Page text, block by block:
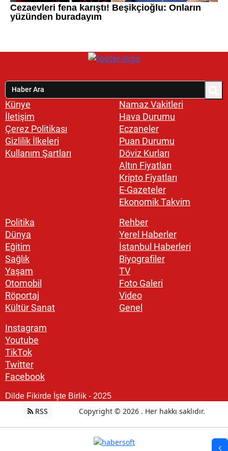
Künye
İletişim
Çerez Politikası
Gizlilik İlkeleri
Kullanım Şartları
Namaz Vakitleri
Hava Durumu
Eczaneler
Puan Durumu
Döviz Kurları
Altın Fiyatları
Kripto Fiyatları
E-Gazeteler
Ekonomik Takvim
Politika
Dünya
Eğitim
Sağlık
Yaşam
Otomobil
Röportaj
Kültür Sanat
Rehber
Yerel Haberler
İstanbul Haberleri
Biyografiler
TV
Foto Galeri
Video
Genel
Instagram
Youtube
TikTok
Twitter
Facebook
Dilde Fikirde İşte Birlik - 2025
RSS Copyright © 2026 . Her hakkı saklıdır.